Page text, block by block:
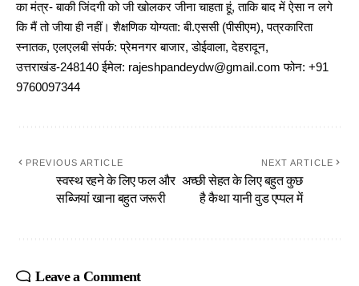
का मंत्र- बाकी जिंदगी को जी खोलकर जीना चाहता हूं, ताकि बाद में ऐसा न लगे
कि मैं तो जीया ही नहीं। शैक्षणिक योग्यता: बी.एससी (पीसीएम), पत्रकारिता
स्नातक, एलएलबी संपर्क: प्रेमनगर बाजार, डोईवाला, देहरादून,
उत्तराखंड-248140 ईमेल: rajeshpandeydw@gmail.com फोन: +91
9760097344
PREVIOUS ARTICLE
स्वस्थ रहने के लिए फल और
सब्जियां खाना बहुत जरूरी
NEXT ARTICLE
अच्छी सेहत के लिए बहुत कुछ
है कैथा यानी वुड एप्पल में
Leave a Comment